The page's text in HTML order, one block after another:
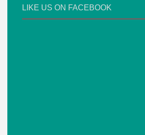
LIKE US ON FACEBOOK